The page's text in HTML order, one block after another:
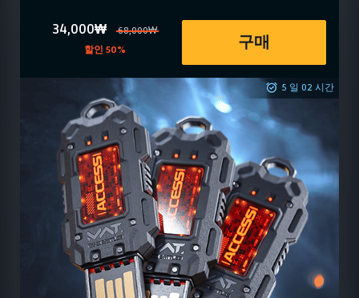
34,000₩
68,000₩
할인 50%
구매
5 일 02 시간